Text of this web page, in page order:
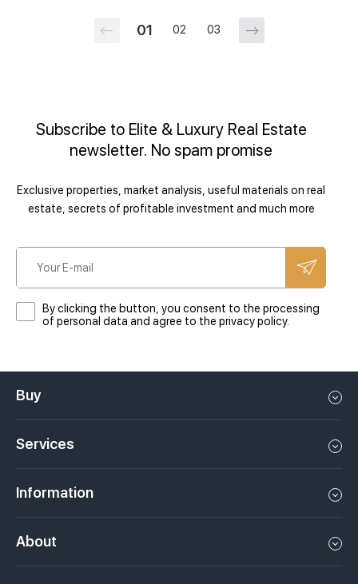
01 02 03
Subscribe to Elite & Luxury Real Estate
newsletter. No spam promise
Exclusive properties, market analysis, useful materials on real
estate, secrets of profitable investment and much more
By clicking the button, you consent to the processing
of personal data and agree to the privacy policy.
Buy
Apartments in Dubai
Penthouse in Dubai
Services
Rent a property in Dubai, UAE
Information
About